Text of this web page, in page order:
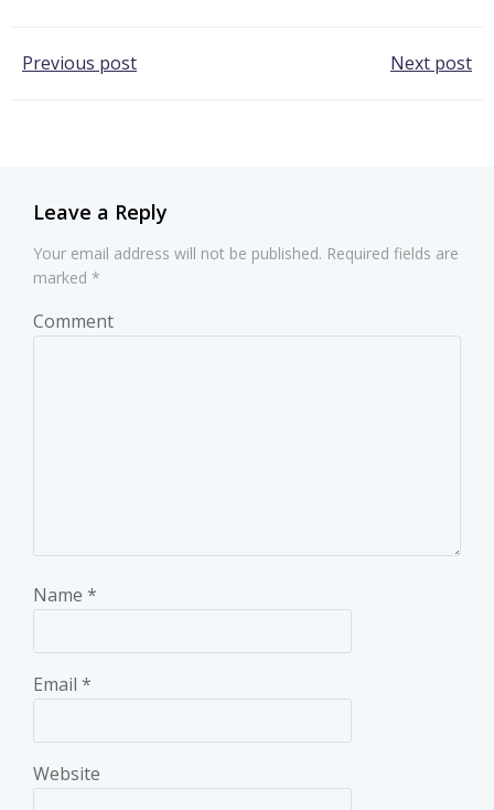
Post
Previous post Next post
Leave a Reply
Your email address will not be published. Required fields are
marked *
Comment
Name *
Email *
Website